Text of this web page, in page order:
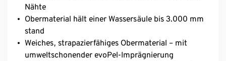
Nähte
Obermaterial hält einer Wassersäule bis 3.000 mm
stand
Weiches, strapazierfähiges Obermaterial – mit
umweltschonender evoPel-Imprägnierung